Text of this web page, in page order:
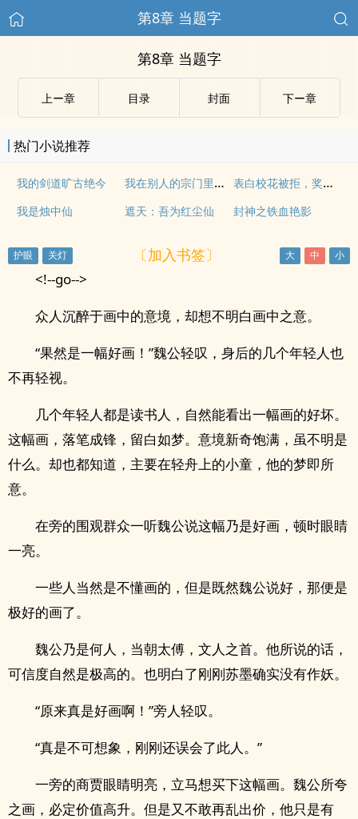
第8章 当题字
第8章 当题字
上ー章 目录 封面 下ー章
热门小说推荐
我的剑道旷古绝今 我在别人的宗门里开宗立派 表白校花被拒，奖励五雷正法
我是烛中仙 遮天：吾为红尘仙 封神之铁血艳影
〔加入书签〕
<!--go-->
众人沉醉于画中的意境，却想不明白画中之意。
“果然是一幅好画！”魏公轻叹，身后的几个年轻人也
不再轻视。
几个年轻人都是读书人，自然能看出一幅画的好坏。
这幅画，落笔成锋，留白如梦。意境新奇饱满，虽不明是
什么。却也都知道，主要在轻舟上的小童，他的梦即所
意。
在旁的围观群众一听魏公说这幅乃是好画，顿时眼睛
一亮。
一些人当然是不懂画的，但是既然魏公说好，那便是
极好的画了。
魏公乃是何人，当朝太傅，文人之首。他所说的话，
可信度自然是极高的。也明白了刚刚苏墨确实没有作妖。
“原来真是好画啊！”旁人轻叹。
“真是不可想象，刚刚还误会了此人。”
一旁的商贾眼睛明亮，立马想买下这幅画。魏公所夸
之画，必定价值高升。但是又不敢再乱出价，他只是有